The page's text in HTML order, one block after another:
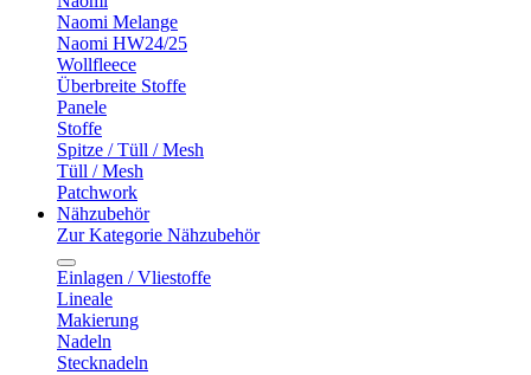
Naomi Melange
Naomi HW24/25
Wollfleece
Überbreite Stoffe
Panele
Stoffe
Spitze / Tüll / Mesh
Tüll / Mesh
Patchwork
Nähzubehör
Zur Kategorie Nähzubehör
Einlagen / Vliestoffe
Lineale
Makierung
Nadeln
Stecknadeln